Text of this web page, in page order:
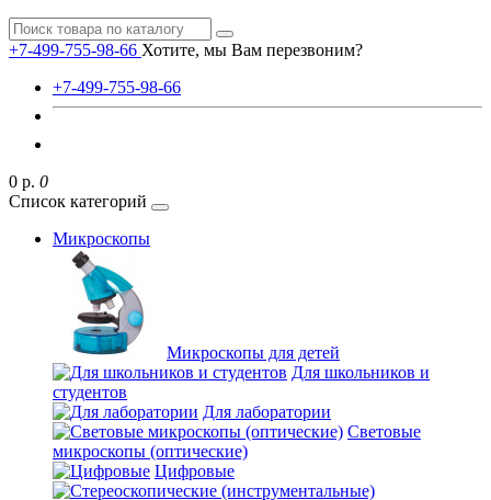
+7-499-755-98-66 Хотите, мы Вам перезвоним?
+7-499-755-98-66
0 р. 0
Список категорий
Микроскопы
Микроскопы для детей
Для школьников и
студентов
Для лаборатории
Световые
микроскопы (оптические)
Цифровые